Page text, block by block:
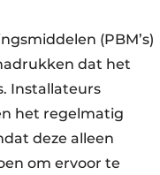
(PBM’s)
dat het
Installateurs
het regelmatig
deze alleen
om ervoor te